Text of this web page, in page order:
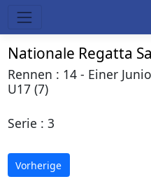
Nationale Regatta
Rennen : 14 - Einer
U17 (7)
Serie : 3
Vorherige